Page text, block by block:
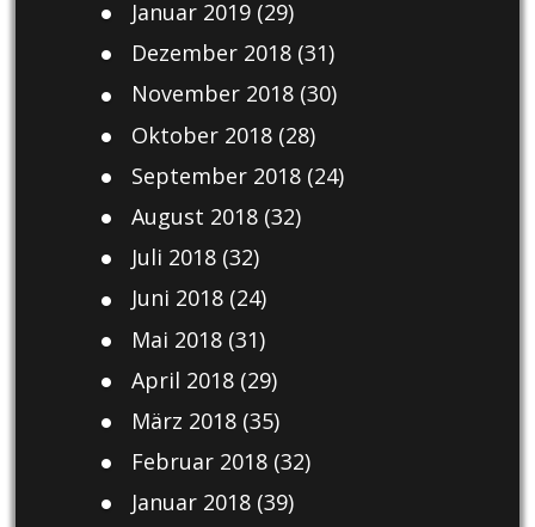
Januar 2019(29)
Dezember 2018(31)
November 2018(30)
Oktober 2018(28)
September 2018(24)
August 2018(32)
Juli 2018(32)
Juni 2018(24)
Mai 2018(31)
April 2018(29)
März 2018(35)
Februar 2018(32)
Januar 2018(39)